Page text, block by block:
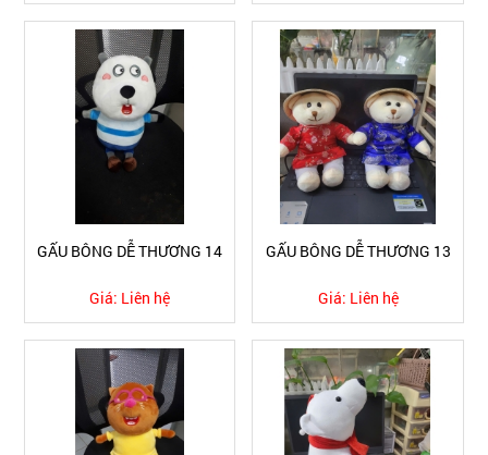
GẤU BÔNG DỄ THƯƠNG 14
Giá: Liên hệ
GẤU BÔNG DỄ THƯƠNG 13
Giá: Liên hệ